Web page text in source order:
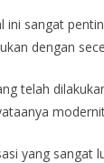
ini sangat
dengan
telah
yang sangat